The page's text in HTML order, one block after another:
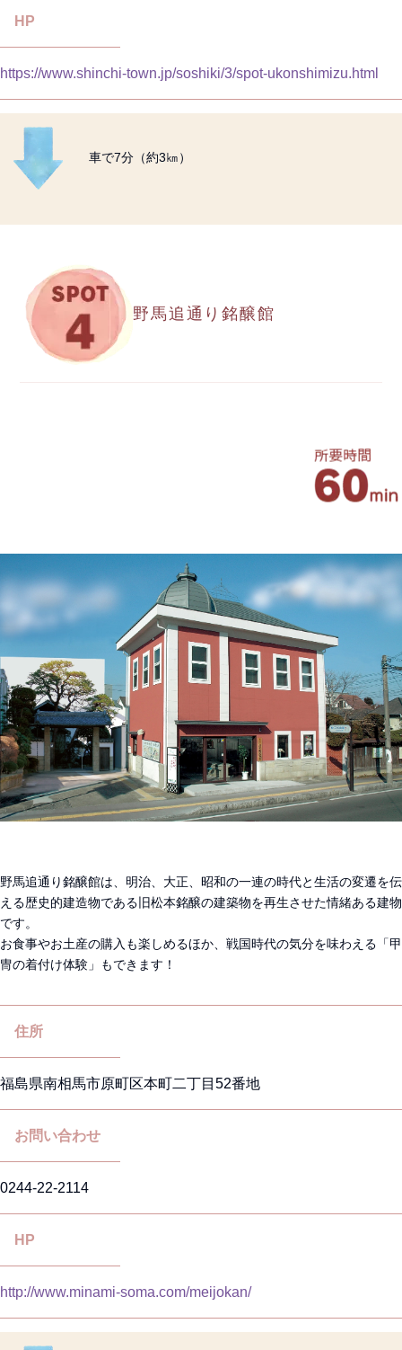
HP
https://www.shinchi-town.jp/soshiki/3/spot-ukonshimizu.html
車で7分（約3㎞）
野馬追通り銘醸館
野馬追通り銘醸館は、明治、大正、昭和の一連の時代と生活の変遷を伝
える歴史的建造物である旧松本銘醸の建築物を再生させた情緒ある建物
です。
お食事やお土産の購入も楽しめるほか、戦国時代の気分を味わえる「甲
冑の着付け体験」もできます！
住所
福島県南相馬市原町区本町二丁目52番地
お問い合わせ
0244-22-2114
HP
http://www.minami-soma.com/meijokan/